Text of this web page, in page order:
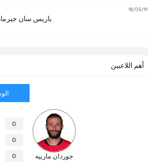
أهم اللاعبين
جوردان مارييه
0
0
0
باريس سان
18/05/19